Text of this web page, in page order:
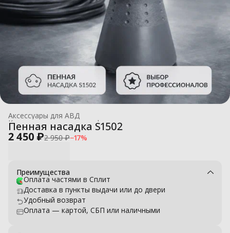
Аксессуары для АВД
Комплектующие для профессиональных моек высокого
Главная ›
Пенная насадка S1502
2 450 ₽2 950 ₽−17%
Преимущества
Оплата частями в Сплит
Доставка в пункты выдачи или до двери
Удобный возврат
Оплата — картой, СБП или наличными